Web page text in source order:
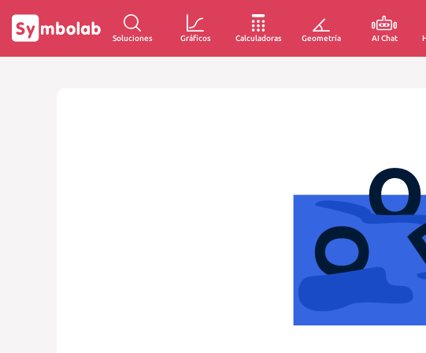
Soluciones Gráficos Calculadoras Geometría AI Chat